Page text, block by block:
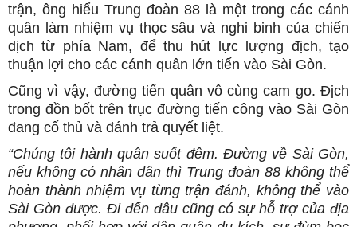
trận, ông hiểu Trung đoàn 88 là một trong các cánh
quân làm nhiệm vụ thọc sâu và nghi binh của chiến
dịch từ phía Nam, để thu hút lực lượng địch, tạo
thuận lợi cho các cánh quân lớn tiến vào Sài Gòn.
Cũng vì vậy, đường tiến quân vô cùng cam go. Địch
trong đồn bốt trên trục đường tiến công vào Sài Gòn
đang cố thủ và đánh trả quyết liệt.
“Chúng tôi hành quân suốt đêm. Đường về Sài Gòn,
nếu không có nhân dân thì Trung đoàn 88 không thể
hoàn thành nhiệm vụ từng trận đánh, không thể vào
Sài Gòn được. Đi đến đâu cũng có sự hỗ trợ của địa